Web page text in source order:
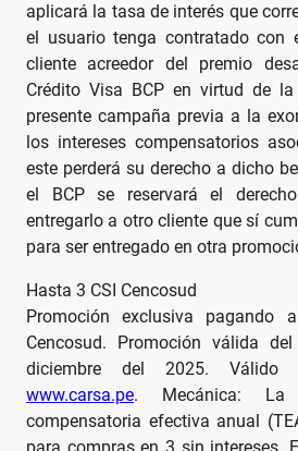
aplicará la tasa de interés que
el usuario tenga contratado con
cliente acreedor del premio
Crédito Visa BCP en virtud de
presente campaña previa a la
los intereses compensatorios
este perderá su derecho a dicho
el BCP se reservará el
entregarlo a otro cliente que sí
para ser entregado en otra
Hasta 3 CSI Cencosud
Promoción exclusiva pagando
Cencosud. Promoción válida
diciembre del 2025. Válido
www.carsa.pe. Mecánica:
compensatoria efectiva anual